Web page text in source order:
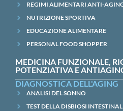
REGIMI ALIMENTARI ANTI-
NUTRIZIONE SPORTIVA
EDUCAZIONE ALIMENTARE
PERSONAL FOOD SHOPPER
MEDICINA FUNZIONALE,
POTENZIATIVA E
DIAGNOSTICA DELL'AGING
ANALISI DEL SONNO
TEST DELLA DISBIOSI